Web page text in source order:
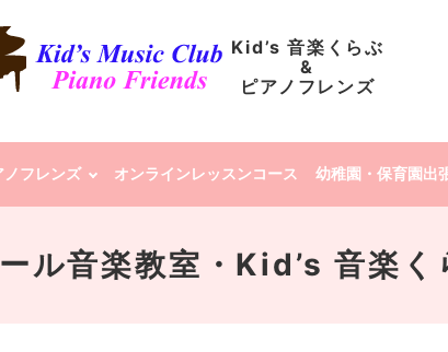
Kid’s 音楽くらぶ
&
ピアノフレンズ
ノフレンズ オンラインレッスンコース 幼稚園・保育園出
音楽教室・Kid’s 音楽く